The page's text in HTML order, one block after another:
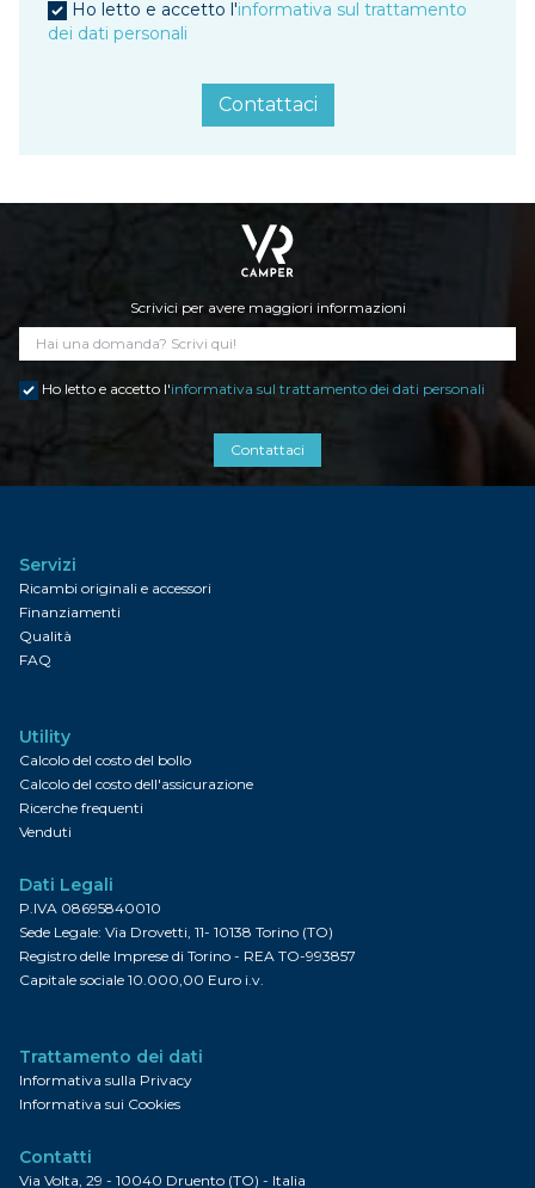
Ho letto e accetto l'informativa sul trattamento
dei dati personali
Contattaci
Scrivici per avere maggiori informazioni
Ho letto e accetto l'informativa sul trattamento dei dati personali
Contattaci
Servizi
Ricambi originali e accessori
Finanziamenti
Qualità
FAQ
Utility
Calcolo del costo del bollo
Calcolo del costo dell'assicurazione
Ricerche frequenti
Venduti
Dati Legali
P.IVA 08695840010
Sede Legale: Via Drovetti, 11- 10138 Torino (TO)
Registro delle Imprese di Torino - REA TO-993857
Capitale sociale 10.000,00 Euro i.v.
Trattamento dei dati
Informativa sulla Privacy
Informativa sui Cookies
Contatti
Via Volta, 29 - 10040 Druento (TO) - Italia